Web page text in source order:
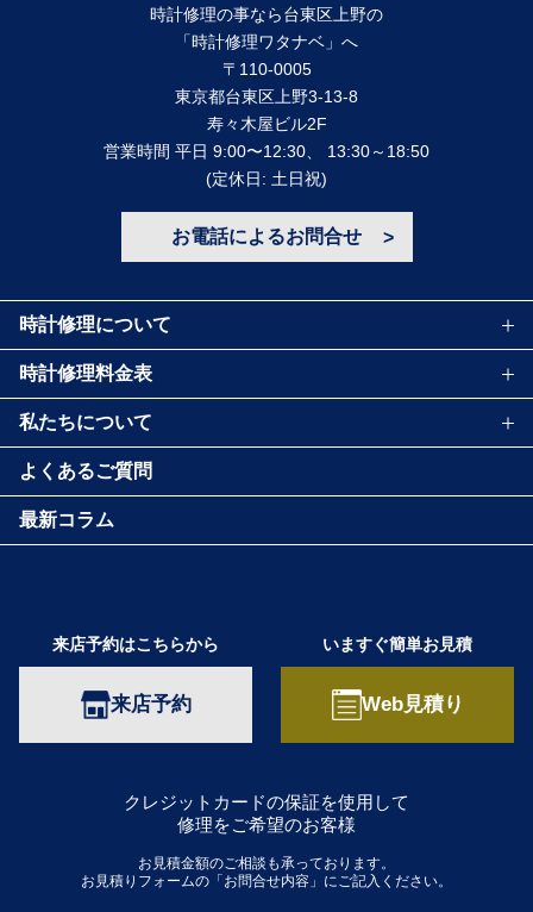
時計修理の事なら台東区上野の
「時計修理ワタナベ」へ
〒110-0005
東京都台東区上野3-13-8
寿々⽊屋ビル2F
営業時間 平⽇ 9:00〜12:30、 13:30～18:50
(定休⽇: ⼟⽇祝)
お電話によるお問合せ
時計修理について
時計修理料金表
私たちについて
よくあるご質問
最新コラム
来店予約はこちらから
来店予約
いますぐ簡単お見積
Web見積り
クレジットカードの保証を使用して
修理をご希望のお客様
お見積金額のご相談も承っております。
お見積りフォームの「お問合せ内容」にご記入ください。